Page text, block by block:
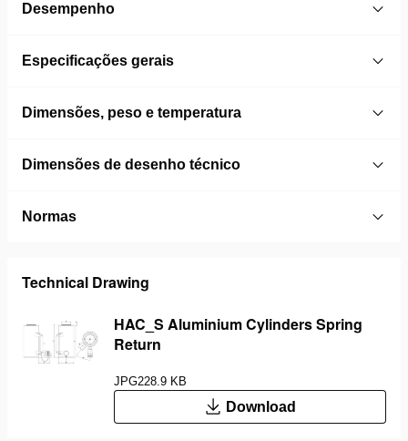
Desempenho
Especificações gerais
Dimensões, peso e temperatura
Dimensões de desenho técnico
Normas
Technical Drawing
HAC_S Aluminium Cylinders Spring
Return
JPG228.9 KB
Download